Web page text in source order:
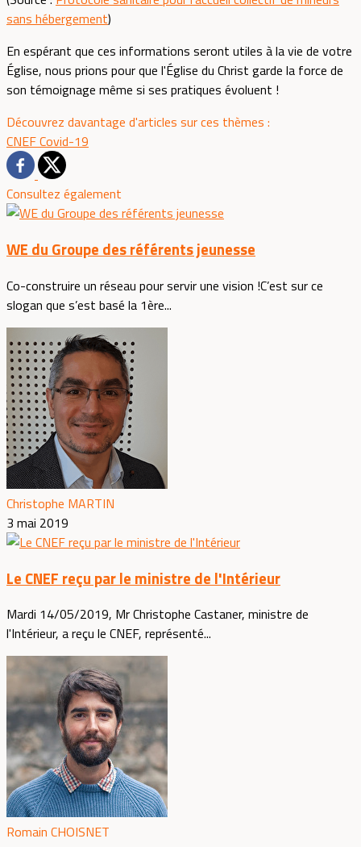
sans hébergement)
En espérant que ces informations seront utiles à la vie de votre
Église, nous prions pour que l'Église du Christ garde la force de
son témoignage même si ses pratiques évoluent !
Découvrez davantage d'articles sur ces thèmes :
CNEFCovid-19
Consultez également
WE du Groupe des référents jeunesse
Co-construire un réseau pour servir une vision !C’est sur ce
slogan que s’est basé la 1ère...
Christophe MARTIN
3 mai 2019
Le CNEF reçu par le ministre de l'Intérieur
Mardi 14/05/2019, Mr Christophe Castaner, ministre de
l'Intérieur, a reçu le CNEF, représenté...
Romain CHOISNET